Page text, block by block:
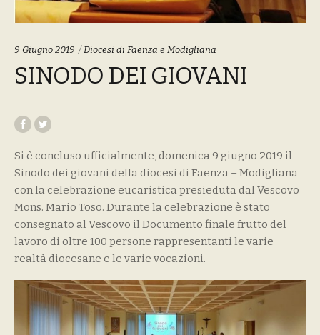
9 Giugno 2019 Tags:
Diocesi di Faenza e Modigliana
SINODO DEI GIOVANI
Si è concluso ufficialmente, domenica 9 giugno 2019 il
Sinodo dei giovani della diocesi di Faenza – Modigliana
con la celebrazione eucaristica presieduta dal Vescovo
Mons. Mario Toso. Durante la celebrazione è stato
consegnato al Vescovo il Documento finale frutto del
lavoro di oltre 100 persone rappresentanti le varie
realtà diocesane e le varie vocazioni.